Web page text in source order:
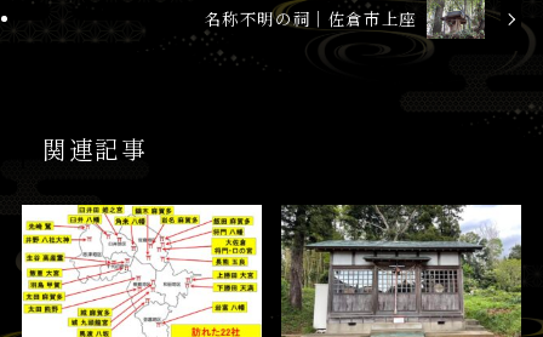
名称不明の祠│佐倉市上座
関連記事